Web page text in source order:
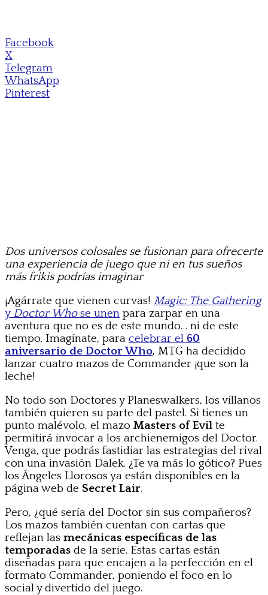
Facebook
X
Telegram
WhatsApp
Pinterest
Dos universos colosales se fusionan para ofrecerte
una experiencia de juego que ni en tus sueños
más frikis podrías imaginar
¡Agárrate que vienen curvas! Magic: The Gathering
y Doctor Whose unen para zarpar en una
aventura que no es de este mundo… ni de este
tiempo. Imagínate, para celebrar el 60
aniversario de Doctor Who, MTG ha decidido
lanzar cuatro mazos de Commander ¡que son la
leche!
No todo son Doctores y Planeswalkers, los villanos
también quieren su parte del pastel. Si tienes un
punto malévolo, el mazo Masters of Evil te
permitirá invocar a los archienemigos del Doctor.
Venga, que podrás fastidiar las estrategias del rival
con una invasión Dalek. ¿Te va más lo gótico? Pues
los Ángeles Llorosos ya están disponibles en la
página web de Secret Lair.
Pero, ¿qué sería del Doctor sin sus compañeros?
Los mazos también cuentan con cartas que
reflejan las mecánicas específicas de las
temporadas de la serie. Estas cartas están
diseñadas para que encajen a la perfección en el
formato Commander, poniendo el foco en lo
social y divertido del juego.